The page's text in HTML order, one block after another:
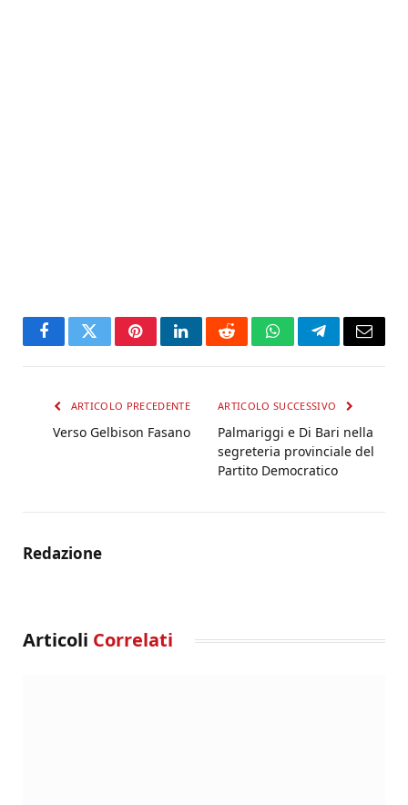
FacebookTwitterPinterestLinkedInRedditWhatsAppTelegramEmail
ARTICOLO PRECEDENTE
Verso Gelbison Fasano
ARTICOLO SUCCESSIVO
Palmariggi e Di Bari nella
segreteria provinciale del
Partito Democratico
Redazione
Articoli Correlati